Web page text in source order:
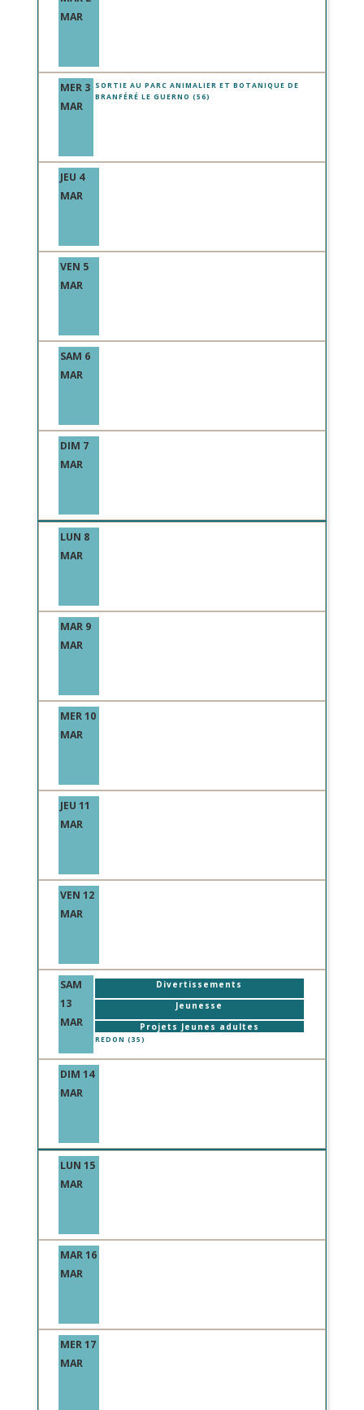
MAR
MER 3
MAR
SORTIE AU PARC ANIMALIER ET BOTANIQUE DE
BRANFÉRÉ LE GUERNO (56)
JEU 4
MAR
VEN 5
MAR
SAM 6
MAR
DIM 7
MAR
LUN 8
MAR
MAR 9
MAR
MER 10
MAR
JEU 11
MAR
VEN 12
MAR
SAM
13
MAR
Divertissements
Jeunesse
Projets Jeunes adultes
REDON (35)
DIM 14
MAR
LUN 15
MAR
MAR 16
MAR
MER 17
MAR